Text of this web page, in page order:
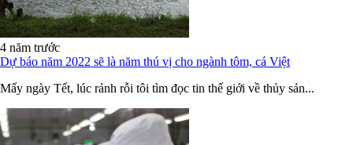
4 năm trước
Dự báo năm 2022 sẽ là năm thú vị cho ngành tôm, cá Việt
Mấy ngày Tết, lúc rảnh rỗi tôi tìm đọc tin thế giới về thủy sản...